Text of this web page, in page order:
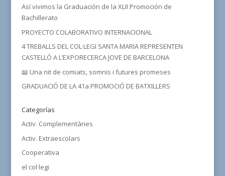
Así vivimos la Graduación de la XLII Promoción de
Bachillerato
PROYECTO COLABORATIVO INTERNACIONAL
4 TREBALLS DEL COL·LEGI SANTA MARIA REPRESENTEN
CASTELLÓ A L’EXPORECERCA JOVE DE BARCELONA
📖 Una nit de comiats, somnis i futures promeses
GRADUACIÓ DE LA 41a PROMOCIÓ DE BATXILLERS
Categorías
Activ. Complementàries
Activ. Extraescolars
Cooperativa
el col·legi